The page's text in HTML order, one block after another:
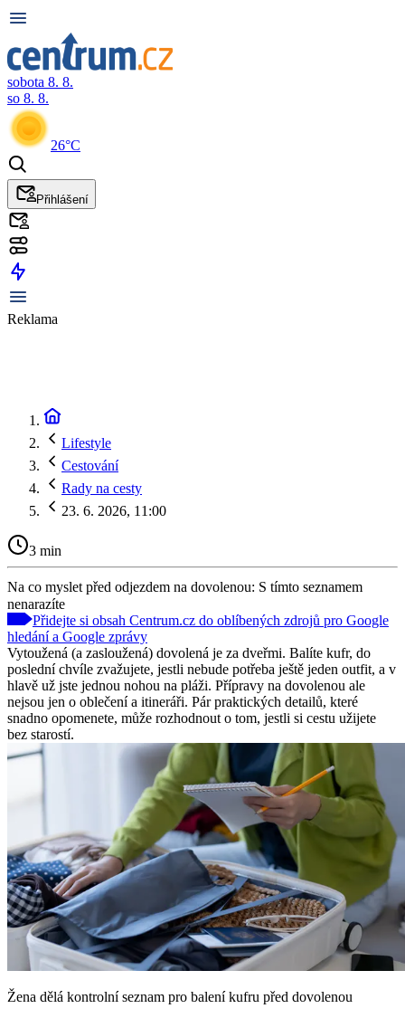
sobota 8. 8.
so 8. 8.
26°C
Přihlášení
Reklama
Lifestyle
Cestování
Rady na cesty
23. 6. 2026, 11:00
3 min
Na co myslet před odjezdem na dovolenou: S tímto seznamem
nenarazíte
Přidejte si obsah Centrum.cz do oblíbených zdrojů pro Google
hledání a Google zprávy
Vytoužená (a zasloužená) dovolená je za dveřmi. Balíte kufr, do
poslední chvíle zvažujete, jestli nebude potřeba ještě jeden outfit, a v
hlavě už jste jednou nohou na pláži. Přípravy na dovolenou ale
nejsou jen o oblečení a itineráři. Pár praktických detailů, které
snadno opomenete, může rozhodnout o tom, jestli si cestu užijete
bez starostí.
Žena dělá kontrolní seznam pro balení kufru před dovolenou